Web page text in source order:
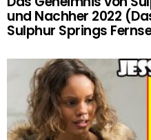
und Nachher 2022
Sulphur Springs